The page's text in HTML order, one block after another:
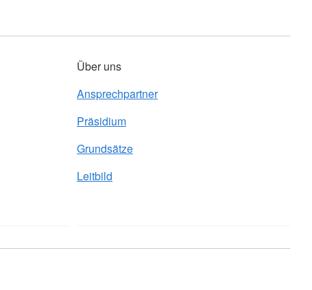
Über uns
Ansprechpartner
Präsidium
Grundsätze
Leitbild